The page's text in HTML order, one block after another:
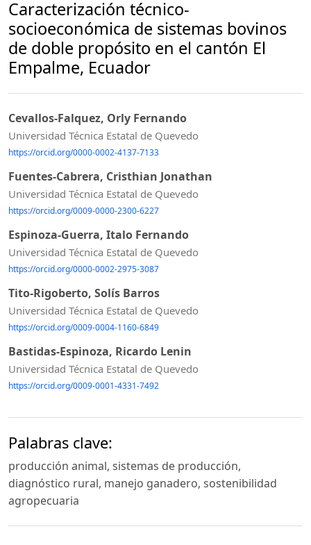
Caracterización técnico-
socioeconómica de sistemas bovinos
de doble propósito en el cantón El
Empalme, Ecuador
Cevallos-Falquez, Orly Fernando
Universidad Técnica Estatal de Quevedo
https://orcid.org/0000-0002-4137-7133
Fuentes-Cabrera, Cristhian Jonathan
Universidad Técnica Estatal de Quevedo
https://orcid.org/0009-0000-2300-6227
Espinoza-Guerra, Italo Fernando
Universidad Técnica Estatal de Quevedo
https://orcid.org/0000-0002-2975-3087
Tito-Rigoberto, Solís Barros
Universidad Técnica Estatal de Quevedo
https://orcid.org/0009-0004-1160-6849
Bastidas-Espinoza, Ricardo Lenin
Universidad Técnica Estatal de Quevedo
https://orcid.org/0009-0001-4331-7492
Palabras clave:
producción animal, sistemas de producción,
diagnóstico rural, manejo ganadero, sostenibilidad
agropecuaria